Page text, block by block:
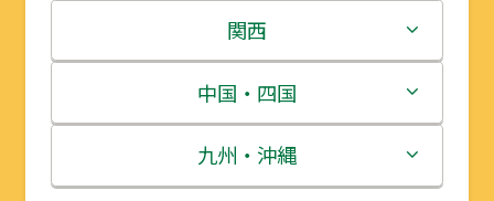
岩手県
宮城県
秋田県
栃木県
群馬県
埼玉県
新潟県
富山県
石川県
関西
三重県
滋賀県
中国・四国
鳥取県
九州・沖縄